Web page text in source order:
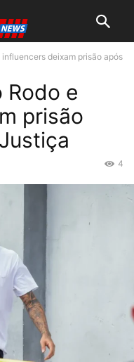
influencers deixam prisão após
Rodo e
prisão
4